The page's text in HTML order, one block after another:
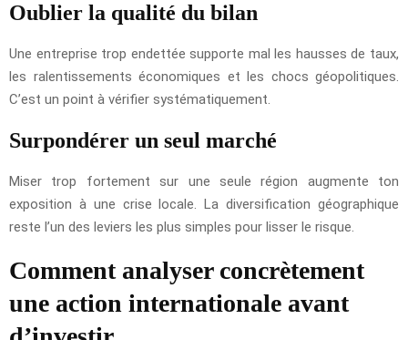
Oublier la qualité du bilan
Une entreprise trop endettée supporte mal les hausses de taux,
les ralentissements économiques et les chocs géopolitiques.
C’est un point à vérifier systématiquement.
Surpondérer un seul marché
Miser trop fortement sur une seule région augmente ton
exposition à une crise locale. La diversification géographique
reste l’un des leviers les plus simples pour lisser le risque.
Comment analyser concrètement
une action internationale avant